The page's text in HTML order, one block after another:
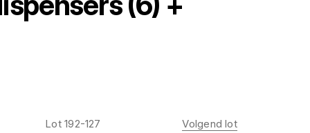
Lot 192-127 Volgend lot